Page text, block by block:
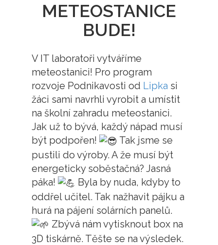
METEOSTANICE
BUDE!
V IT laboratoři vytváříme
meteostanici! Pro program
rozvoje Podnikavosti od Lipka si
žáci sami navrhli vyrobit a umístit
na školní zahradu meteostanici.
Jak už to bývá, každý nápad musí
být podpořen!
Tak jsme se
pustili do výroby. A že musí být
energeticky soběstačná? Jasná
páka!
Byla by nuda, kdyby to
oddřel učitel. Tak nažhavit pájku a
hurá na pájení solárních panelů.
Zbývá nám vytisknout box na
3D tiskárně. Těšte se na výsledek.